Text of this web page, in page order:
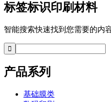
标签标识印刷材料
智能搜索快速找到您需要的内
产品系列
基础膜类